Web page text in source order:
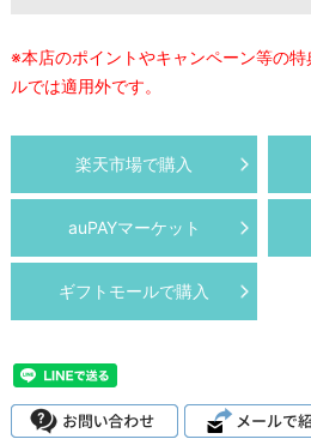
※本店のポイントやキャンペーン等の
ルでは適用外です。
楽天市場で購入
auPAYマーケット
ギフトモールで購入